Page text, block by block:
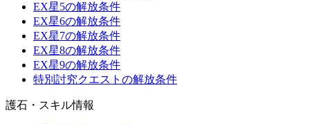
EX星5の解放条件
EX星6の解放条件
EX星7の解放条件
EX星8の解放条件
EX星9の解放条件
特別討究クエストの解放条件
護石・スキル情報